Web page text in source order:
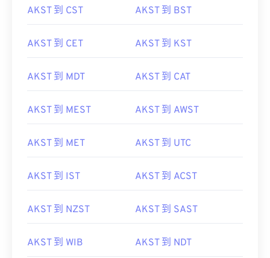
AKST 到 CST AKST 到 BST
AKST 到 CET AKST 到 KST
AKST 到 MDT AKST 到 CAT
AKST 到 MEST AKST 到 AWST
AKST 到 MET AKST 到 UTC
AKST 到 IST AKST 到 ACST
AKST 到 NZST AKST 到 SAST
AKST 到 WIB AKST 到 NDT